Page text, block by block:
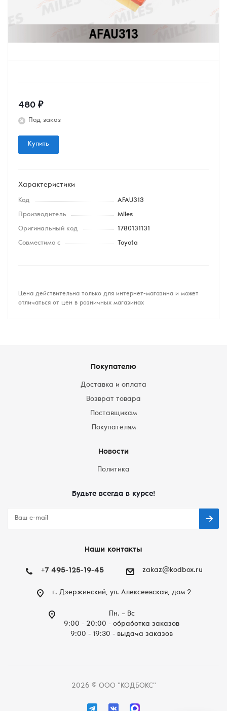
480 ₽
Под заказ
Купить
Характеристики
Код AFAU313
Производитель Miles
Оригинальный код 1780131131
Совместимо с Toyota
Цена действительна только для интернет-магазина и может
отличаться от цен в розничных магазинах
Покупателю
Доставка и оплата
Возврат товара
Поставщикам
Покупателям
Новости
Политика
Будьте всегда в курсе!
Наши контакты
+7 495-125-19-45 zakaz@kodbox.ru
г. Дзержинский, ул. Алексеевская, дом 2
Пн. – Вc
9:00 - 20:00 - обработка заказов
9:00 - 19:30 - выдача заказов
2026 © ООО "КОДБОКС"